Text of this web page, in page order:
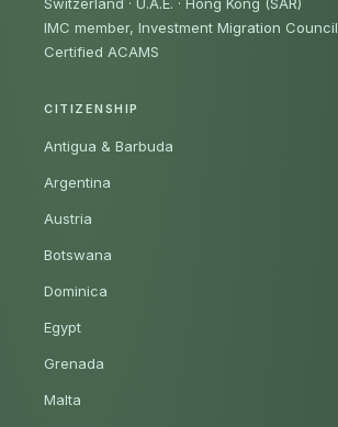
IMC member, Investment Migration
Certified ACAMS
CITIZENSHIP
Antigua & Barbuda
Argentina
Austria
Botswana
Dominica
Egypt
Grenada
Malta